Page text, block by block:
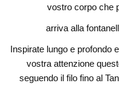
vostro corpo che
arriva alla
Inspirate lungo e profondo
vostra attenzione
seguendo il filo fino al